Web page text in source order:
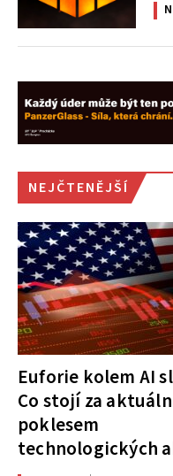
NEJČTENĚJŠÍ
Euforie kolem AI
Co stojí za
poklesem
technologických